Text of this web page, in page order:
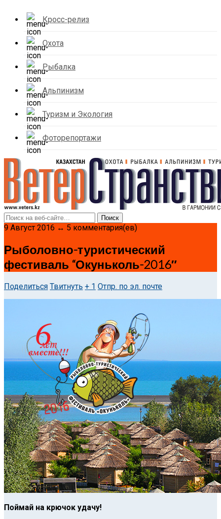
Кросс-релиз
Охота
Рыбалка
Альпинизм
Туризм и Экология
Фоторепортажи
9 Август 2016 ↔ 5 комментария(ев)
Рыболовно-туристический
фестиваль “Окуньколь-2016″
Поделиться Твитнуть + 1 Отпр. по эл. почте
Поймай на крючок удачу!